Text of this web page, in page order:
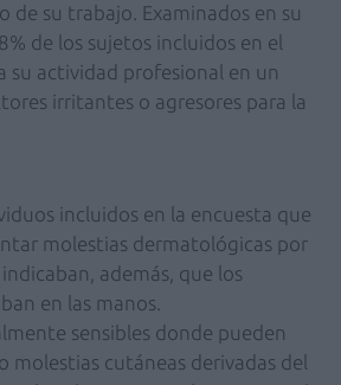
de su trabajo. Examinados en su
de los sujetos incluidos en el
su actividad profesional en un
irritantes o agresores para la
incluidos en la encuesta que
molestias dermatológicas por
además, que los
en las manos.
sensibles donde pueden
molestias cutáneas derivadas del